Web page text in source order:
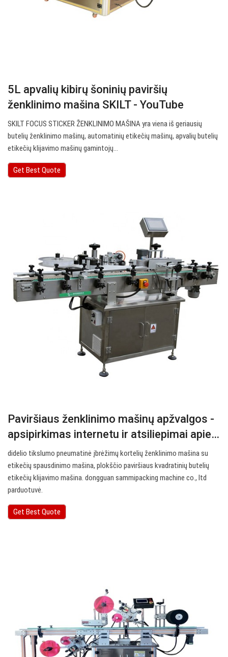
5L apvalių kibirų šoninių paviršių
ženklinimo mašina SKILT - YouTube
SKILT FOCUS STICKER ŽENKLINIMO MAŠINA yra viena iš geriausių
butelių ženklinimo mašinų, automatinių etikečių mašinų, apvalių butelių
etikečių klijavimo mašinų gamintojų…
Get Best Quote
Paviršiaus ženklinimo mašinų apžvalgos -
apsipirkimas internetu ir atsiliepimai apie…
didelio tikslumo pneumatinė įbrėžimų kortelių ženklinimo mašina su
etikečių spausdinimo mašina, plokščio paviršiaus kvadratinių butelių
etikečių klijavimo mašina. dongguan sammipacking machine co., ltd
parduotuvė.
Get Best Quote